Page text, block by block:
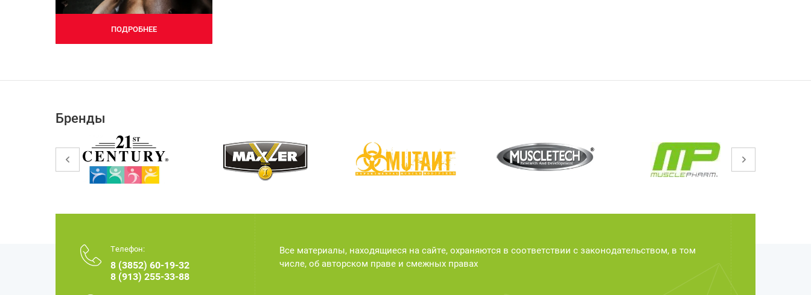
ПОДРОБНЕЕ
Бренды
Телефон:
8 (3852) 60-19-32
8 (913) 255-33-88
Все материалы, находящиеся на сайте, охраняются в соответствии с законодательством, в том
числе, об авторском праве и смежных правах